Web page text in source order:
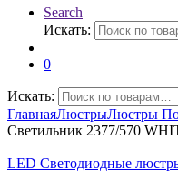
Search
Искать:
0
Искать:
ГлавнаяЛюстрыЛюстры
Светильник 2377/570
LED Светодиодные